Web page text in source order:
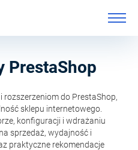
PrestaShop
do PrestaShop,
sklepu internetowego.
konfiguracji i wdrażaniu
sprzedaż, wydajność i
praktyczne rekomendacje